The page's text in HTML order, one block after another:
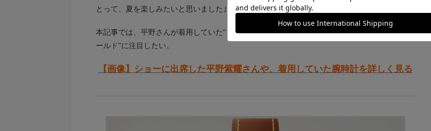
とって、夏を楽しみたいと思いました｣とコメントしている。
本記事では、平野さんが着用していた”タンブール オトマティック コンバージェンス ローズゴ
ールド”に注目したい。
【画像】ショーに出席した平野紫耀さんや、着用していた腕時計を詳しく見る